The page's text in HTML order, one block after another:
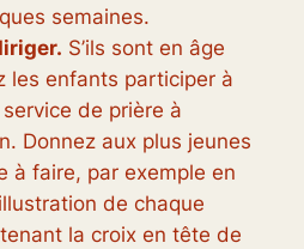
semaines.
S’ils sont en âge
les enfants participer à
de prière à
Donnez aux plus jeunes
à faire, par exemple en
de chaque
la croix en tête de